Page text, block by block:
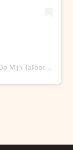
(@opmijntalloor)